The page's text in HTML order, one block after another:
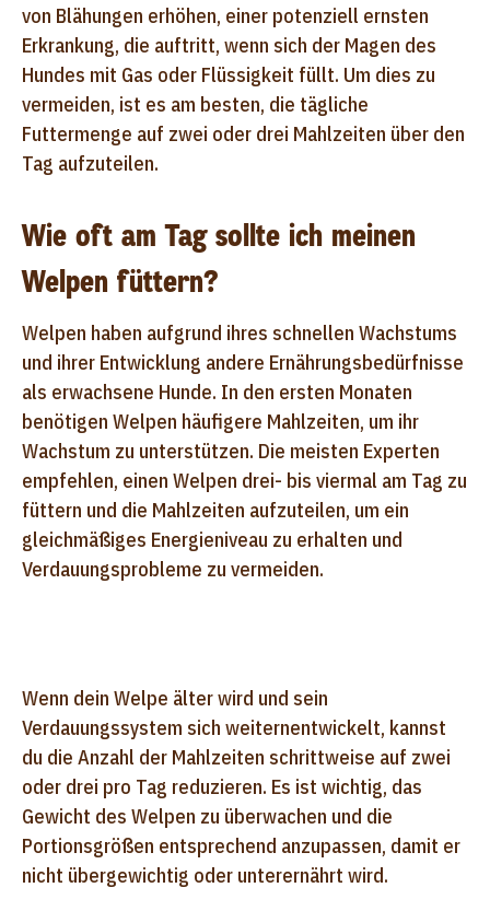
von Blähungen erhöhen, einer potenziell ernsten
Erkrankung, die auftritt, wenn sich der Magen des
Hundes mit Gas oder Flüssigkeit füllt. Um dies zu
vermeiden, ist es am besten, die tägliche
Futtermenge auf zwei oder drei Mahlzeiten über den
Tag aufzuteilen.
Wie oft am Tag sollte ich meinen
Welpen füttern?
Welpen haben aufgrund ihres schnellen Wachstums
und ihrer Entwicklung andere Ernährungsbedürfnisse
als erwachsene Hunde. In den ersten Monaten
benötigen Welpen häufigere Mahlzeiten, um ihr
Wachstum zu unterstützen. Die meisten Experten
empfehlen, einen Welpen drei- bis viermal am Tag zu
füttern und die Mahlzeiten aufzuteilen, um ein
gleichmäßiges Energieniveau zu erhalten und
Verdauungsprobleme zu vermeiden.
Wenn dein Welpe älter wird und sein
Verdauungssystem sich weiternentwickelt, kannst
du die Anzahl der Mahlzeiten schrittweise auf zwei
oder drei pro Tag reduzieren. Es ist wichtig, das
Gewicht des Welpen zu überwachen und die
Portionsgrößen entsprechend anzupassen, damit er
nicht übergewichtig oder unterernährt wird.